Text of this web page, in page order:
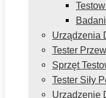
Urządzenia
Tester
Sprzęt
Tester Siły
Urządzenie